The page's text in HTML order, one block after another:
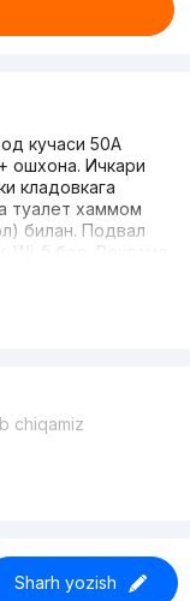
кучаси 50А
ошхона. Ичкари
кладовкага
туалет хаммом
билан. Подвал
Wi-fi бор. Реклама
chiqamiz
Sharh yozish